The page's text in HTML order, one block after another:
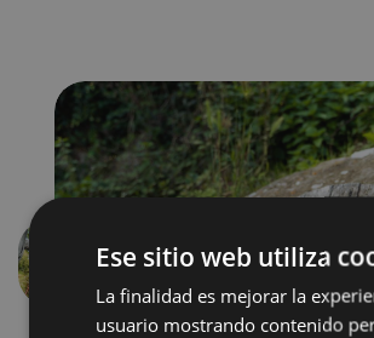
Aurrekoa
Ese sitio web utiliza
La finalidad es mejorar la
usuario mostrando contenido